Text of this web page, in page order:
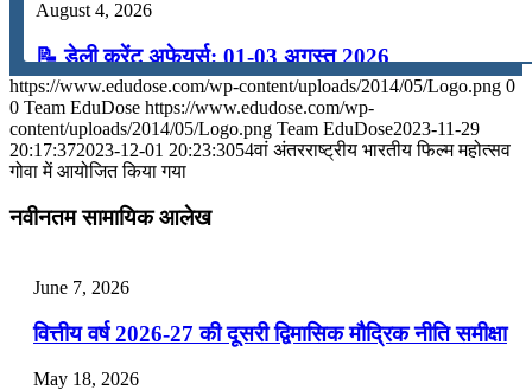
August 4, 2026
📝 डेली करेंट अफेयर्स: 01-03 अगस्त 2026
July 31, 2026
📝 डेली करेंट अफेयर्स: 28-31 जुलाई 2026
July 25, 2026
📝 डेली करेंट अफेयर्स: 22-24 जुलाई 2026
July 22, 2026
https://www.edudose.com/wp-content/uploads/2014/05/Logo.png 0
0 Team EduDose https://www.edudose.com/wp-
content/uploads/2014/05/Logo.png Team EduDose2023-11-29
20:17:372023-12-01 20:23:3054वां अंतरराष्ट्रीय भारतीय फिल्म महोत्सव
गोवा में आयोजित किया गया
नवीनतम सामायिक आलेख
June 7, 2026
वित्तीय वर्ष 2026-27 की दूसरी द्विमासिक मौद्रिक नीति समीक्षा
May 18, 2026